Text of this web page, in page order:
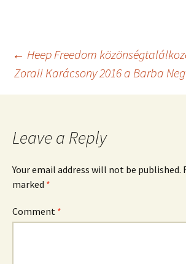
Post
navigation
← Heep Freedom
Zorall Karácsony 2016 a Barba
Leave a Reply
Your email address will not be published.
marked *
Comment *